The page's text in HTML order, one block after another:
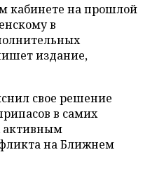
кабинете на прошлой
в
издание,
свое решение
в самих
активным
на Ближнем